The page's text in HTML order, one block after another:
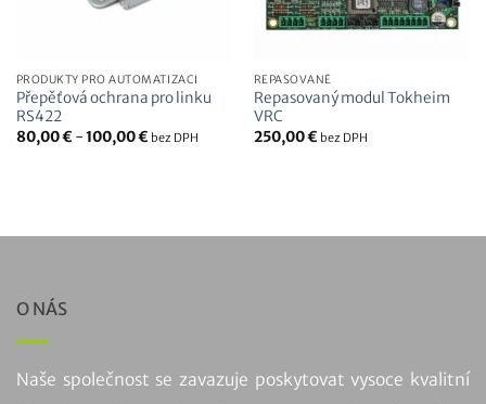
PRODUKTY PRO AUTOMATIZACI
Přepěťová ochrana pro linku
RS422
80,00€ -100,00€ bez DPH
REPASOVANÉ
Repasovaný modul Tokheim
VRC
250,00€ bez DPH
O NÁS
Naše společnost se zavazuje poskytovat vysoce kvalitní